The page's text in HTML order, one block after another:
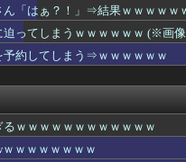
ｗｗｗｗｗｗｗ
ｗｗｗｗｗ （※画像...
ｗｗｗｗｗ (※画像...
ｗｗｗｗｗｗｗｗｗｗｗ...
もいいことに気づいた
ｗｗwwww
メン逮捕ww...
「はぁ？！」⇒結果ｗｗｗｗｗ
迫ってしまうｗｗｗｗｗｗ (※画
予約してしまう⇒ｗｗｗｗｗｗ
ｗｗｗｗｗｗｗｗｗｗｗｗ
ｗｗｗｗｗｗｗ